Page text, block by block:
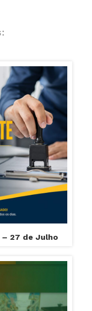
– 27 de Julho